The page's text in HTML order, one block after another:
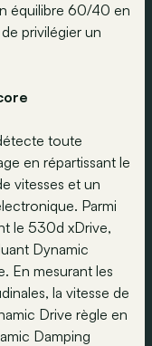
équilibre 60/40 en
privilégier un
toute
en répartissant le
vitesses et un
Parmi
le 530d xDrive,
Dynamic
En mesurant les
la vitesse de
Drive règle en
Damping